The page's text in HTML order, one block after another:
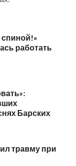
спиной!»
работать
Барских
травму при